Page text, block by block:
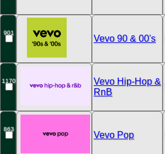
901
Vevo 90 & 00's
1170
Vevo Hip-Hop &
RnB
863
Vevo Pop